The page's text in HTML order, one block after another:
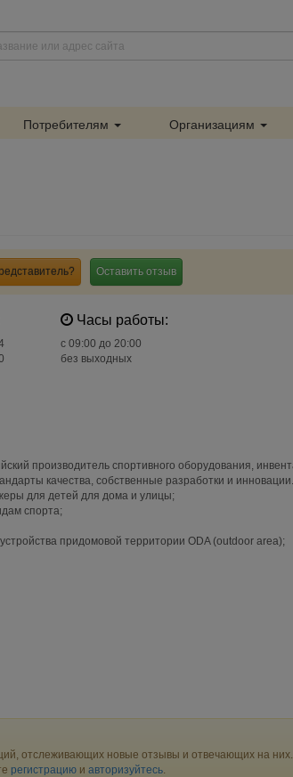
Потребителям Организациям
Оставить отзыв
Часы работы:
c 09:00 до 20:00
без выходных
производитель спортивного оборудования,
качества, собственные разработки и инновации.
для детей для дома и улицы;
спорта;
придомовой территории ODA (outdoor area);
отслеживающих новые отзывы и отвечающих на них.
регистрацию и авторизуйтесь.